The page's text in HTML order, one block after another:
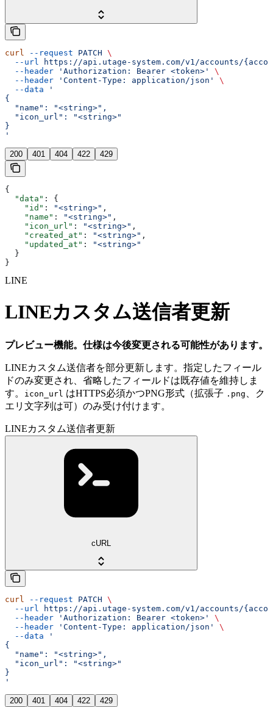
curl --request PATCH \
  --url
https://api.utage-system.com/v1/accounts/
  --header
'Authorization: Bearer <token>'
\
  --header
'Content-Type: application/json'
\
  --data
'
{
  "name": "<string>",
  "icon_url": "<string>"
}
'
200 401 404 422 429
{
  "data"
: {
    "id"
: "<string>" ,
    "name"
: "<string>" ,
    "icon_url"
: "<string>" ,
    "created_at"
: "<string>" ,
    "updated_at"
:
"<string>"
  }
}
LINE
LINEカスタム送信者更新
プレビュー機能。仕様は今後変更される可能性があります。
LINEカスタム送信者を部分更新します。指定したフィール
ドのみ変更され、省略したフィールドは既存値を維持しま
す。
icon_url はHTTPS必須かつPNG形式（拡張子 .png
、ク
エリ文字列は可）のみ受け付けます。
LINEカスタム送信者更新
cURL
curl --request PATCH \
  --url
https://api.utage-system.com/v1/accounts/
  --header
'Authorization: Bearer <token>'
\
  --header
'Content-Type: application/json'
\
  --data
'
{
  "name": "<string>",
  "icon_url": "<string>"
}
'
200 401 404 422 429